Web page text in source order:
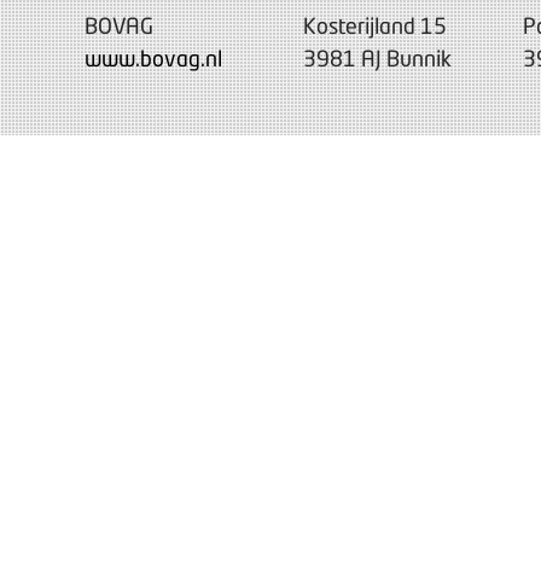
BOVAG
www.bovag.nl
Kosterijland 15
3981 AJ Bunnik